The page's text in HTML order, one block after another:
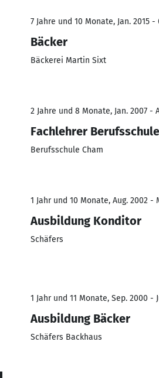
7 Jahre und 10 Monate, Jan. 2015 -
Bäcker
Bäckerei Martin Sixt
2 Jahre und 8 Monate, Jan. 2007 -
Fachlehrer Berufsschule
Berufsschule Cham
1 Jahr und 10 Monate, Aug. 2002 -
Ausbildung Konditor
Schäfers
1 Jahr und 11 Monate, Sep. 2000 -
Ausbildung Bäcker
Schäfers Backhaus